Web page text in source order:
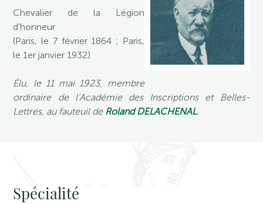
Chevalier de la Légion
d’honneur
(Paris, le 7 février 1864 ; Paris,
le 1er janvier 1932)
Élu, le 11 mai 1923, membre
ordinaire de l’Académie des Inscriptions et Belles-
Lettres, au fauteuil de Roland DELACHENAL.
Spécialité